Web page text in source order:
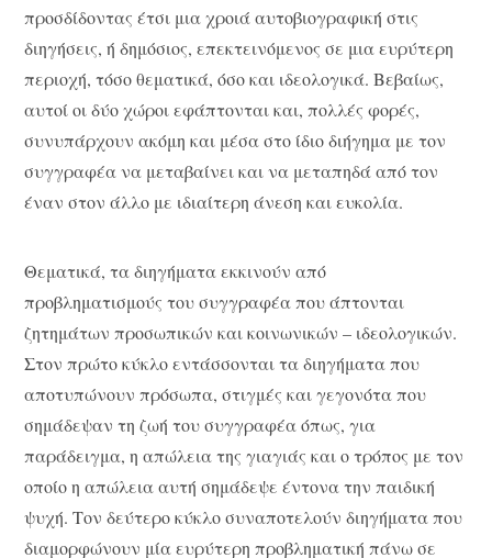
προσδίδοντας έτσι μια χροιά αυτοβιογραφική στις
διηγήσεις, ή δημόσιος, επεκτεινόμενος σε μια ευρύτερη
περιοχή, τόσο θεματικά, όσο και ιδεολογικά. Βεβαίως,
αυτοί οι δύο χώροι εφάπτονται και, πολλές φορές,
συνυπάρχουν ακόμη και μέσα στο ίδιο διήγημα με τον
συγγραφέα να μεταβαίνει και να μεταπηδά από τον
έναν στον άλλο με ιδιαίτερη άνεση και ευκολία.
Θεματικά, τα διηγήματα εκκινούν από
προβληματισμούς του συγγραφέα που άπτονται
ζητημάτων προσωπικών και κοινωνικών – ιδεολογικών.
Στον πρώτο κύκλο εντάσσονται τα διηγήματα που
αποτυπώνουν πρόσωπα, στιγμές και γεγονότα που
σημάδεψαν τη ζωή του συγγραφέα όπως, για
παράδειγμα, η απώλεια της γιαγιάς και ο τρόπος με τον
οποίο η απώλεια αυτή σημάδεψε έντονα την παιδική
ψυχή. Τον δεύτερο κύκλο συναποτελούν διηγήματα που
διαμορφώνουν μία ευρύτερη προβληματική πάνω σε